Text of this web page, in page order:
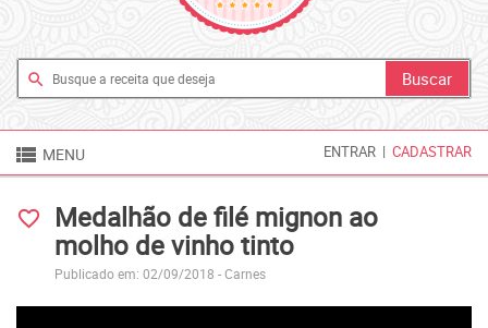
search
 MENU ENTRAR | CADASTRAR
favorite_border
Medalhão de filé mignon ao
molho de vinho tinto
Publicado em: 02/09/2018 -Carnes